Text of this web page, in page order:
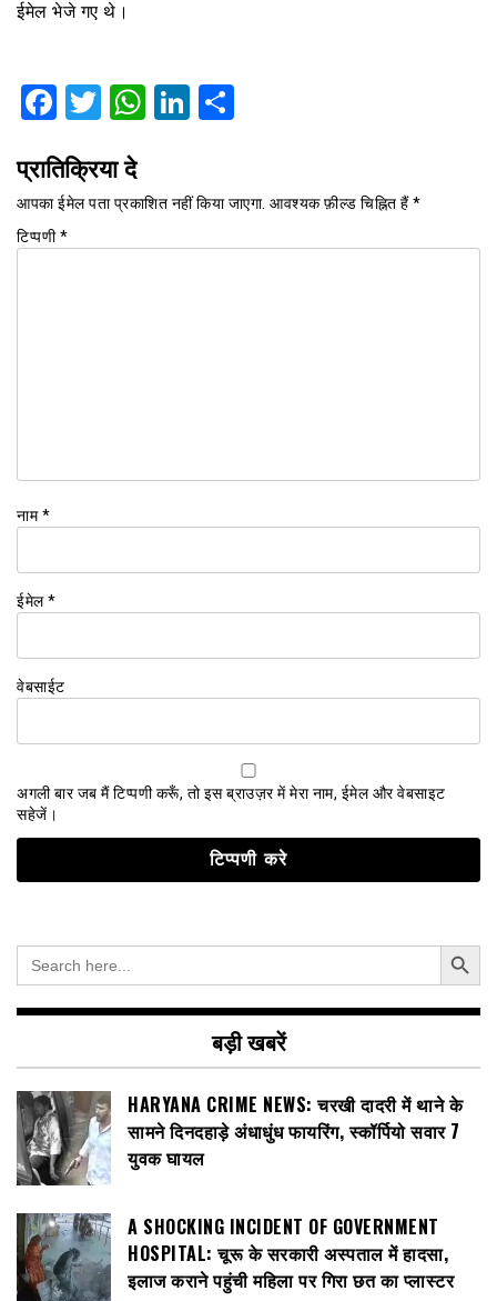
ईमेल भेजे गए थे।
Facebook
Twitter
WhatsApp
LinkedIn
प्रातिक्रिया दे
आपका ईमेल पता प्रकाशित नहीं किया जाएगा. आवश्यक फ़ील्ड चिह्नित हैं*
टिप्पणी*
नाम*
ईमेल*
वेबसाईट
अगली बार जब मैं टिप्पणी करूँ, तो इस ब्राउज़र में मेरा नाम, ईमेल और वेबसाइट
सहेजें।
Search
for:
Search Button
बड़ी खबरें
HARYANA CRIME NEWS: चरखी दादरी में थाने के
सामने दिनदहाड़े अंधाधुंध फायरिंग, स्कॉर्पियो सवार 7
युवक घायल
A SHOCKING INCIDENT OF GOVERNMENT
HOSPITAL: चूरू के सरकारी अस्पताल में हादसा,
इलाज कराने पहुंची महिला पर गिरा छत का प्लास्टर